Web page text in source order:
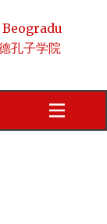
孔子学院